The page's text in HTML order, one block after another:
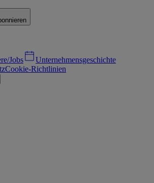
Jobs
Unternehmensgeschichte
Cookie-Richtlinien